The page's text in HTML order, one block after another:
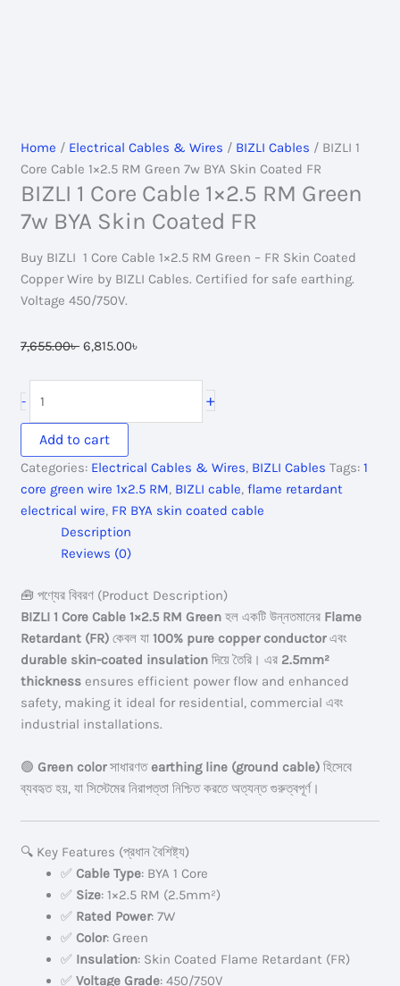
Home / Electrical Cables & Wires / BIZLI Cables / BIZLI 1
Core Cable 1×2.5 RM Green 7w BYA Skin Coated FR
BIZLI 1 Core Cable 1×2.5 RM Green
7w BYA Skin Coated FR
Buy BIZLI 1 Core Cable 1×2.5 RM Green – FR Skin Coated
Copper Wire by BIZLI Cables. Certified for safe earthing.
Voltage 450/750V.
7,655.00৳ Original
6,815.00৳
-
Core
Cable
1x2.5
RM
Green
Coated
FR
quantity
+
Add to cart
Categories: Electrical Cables & Wires, BIZLI Cables Tags:1
core green wire 1x2.5 RM, BIZLI cable,flame retardant
electrical wire, FR BYA skin coated cable
Description
Reviews (0)
🧰 পণ্যের বিবরণ (Product Description)
BIZLI 1 Core Cable 1×2.5 RM Green হল একটি উন্নতমানের Flame
Retardant (FR) কেবল যা100% pure copper conductorএবং
durable skin-coated insulation দিয়ে তৈরি। এর 2.5mm²
thickness ensures efficient power flow and enhanced
safety, making it ideal for residential, commercial এবং
industrial installations.
🟢 Green colorসাধারণত earthing line (ground cable) হিসেবে
ব্যবহৃত হয়, যা সিস্টেমের নিরাপত্তা নিশ্চিত করতে অত্যন্ত গুরুত্বপূর্ণ।
🔍 Key Features (প্রধান বৈশিষ্ট্য)
✅ Cable Type: BYA 1 Core
✅ Size: 1×2.5 RM (2.5mm²)
✅ Rated Power: 7W
✅ Color: Green
✅ Insulation: Skin Coated Flame Retardant (FR)
✅Voltage Grade: 450/750V